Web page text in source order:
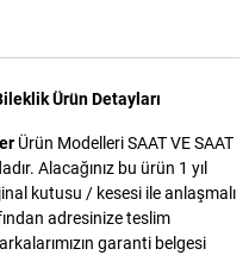
Ürün Detayları
Ürün Modelleri SAAT VE SAAT
Alacağınız bu ürün 1 yıl
kutusu / kesesi ile anlaşmalı
adresinize teslim
garanti belgesi